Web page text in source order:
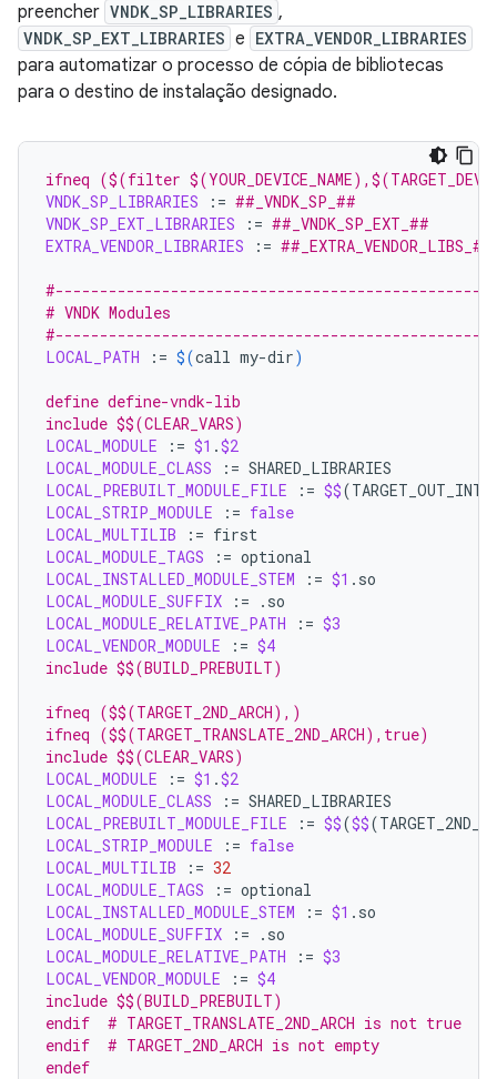
preencher VNDK_SP_LIBRARIES ,
VNDK_SP_EXT_LIBRARIES e EXTRA_VENDOR_LIBRARIES
para automatizar o processo de cópia de bibliotecas
para o destino de instalação designado.
ifneq ($(filter
VNDK_SP_LIBRARIES
:= ##_VNDK_SP_##
VNDK_SP_EXT_LIBRARIES
:= ##_VNDK_SP_EXT_##
EXTRA_VENDOR_LIBRARIES
:= ##_EXTRA_VENDOR_LIBS_##
# VNDK Modules
LOCAL_PATH
:= $(call my-dir)
define define-vndk-lib
include $$(CLEAR_VARS)
LOCAL_MODULE
:= $1 .$2
LOCAL_MODULE_CLASS
:=
LOCAL_PREBUILT_MODULE_FILE
:= $$(
LOCAL_STRIP_MODULE
:= false
LOCAL_MULTILIB
:=
LOCAL_MODULE_TAGS
:=
LOCAL_INSTALLED_MODULE_STEM
:= $1
LOCAL_MODULE_SUFFIX
:=
LOCAL_MODULE_RELATIVE_PATH
:= $3
LOCAL_VENDOR_MODULE
:= $4
include $$(BUILD_PREBUILT)
ifneq ($$(TARGET_2ND_ARCH),)
ifneq ($$(TARGET_TRANSLATE_2ND_ARCH),true)
include $$(CLEAR_VARS)
LOCAL_MODULE
:= $1 .$2
LOCAL_MODULE_CLASS
:=
LOCAL_PREBUILT_MODULE_FILE
:= $$($$(
LOCAL_STRIP_MODULE
:= false
LOCAL_MULTILIB
:= 32
LOCAL_MODULE_TAGS
:=
LOCAL_INSTALLED_MODULE_STEM
:= $1
LOCAL_MODULE_SUFFIX
:=
LOCAL_MODULE_RELATIVE_PATH
:= $3
LOCAL_VENDOR_MODULE
:= $4
include $$(BUILD_PREBUILT)
endif  # TARGET_TRANSLATE_2ND_ARCH is not true
endif  # TARGET_2ND_ARCH is not empty
endef